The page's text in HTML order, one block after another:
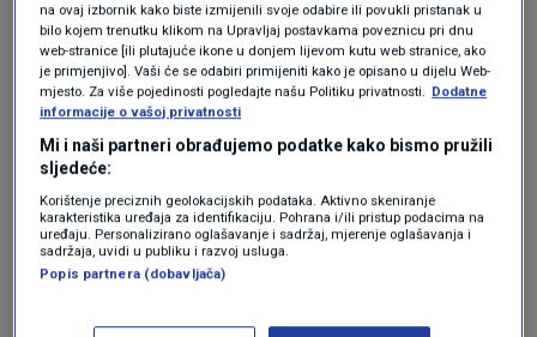
Govoreći o dojavama o postavljenim
bombama, Božinović je ponovio kako su one dio
procesa koji se događa u svim državama regije
te naglasio kako hrvatska policija na svaku
takvu dojavu reagira vrlo ozbiljno.
Rinčić: Lažne dojave o bombama su
opasno, neodgovorno i neprihvatljivo
na ovaj izbornik kako biste izmijenili svoje odabire ili povukli pristanak u
bilo kojem trenutku klikom na Upravljaj postavkama poveznicu pri dnu
web-stranice [ili plutajuće ikone u donjem lijevom kutu web stranice, ako
je primjenjivo]. Vaši će se odabiri primijeniti kako je opisano u dijelu Web-
mjesto. Za više pojedinosti pogledajte našu Politiku privatnosti. Dodatne
informacije o vašoj privatnosti
Mi i naši partneri obrađujemo podatke kako bismo pružili
sljedeće:
Korištenje preciznih geolokacijskih podataka. Aktivno skeniranje
karakteristika uređaja za identifikaciju. Pohrana i/ili pristup podacima na
uređaju. Personalizirano oglašavanje i sadržaj, mjerenje oglašavanja i
sadržaja, uvidi u publiku i razvoj usluga.
Popis partnera (dobavljača)